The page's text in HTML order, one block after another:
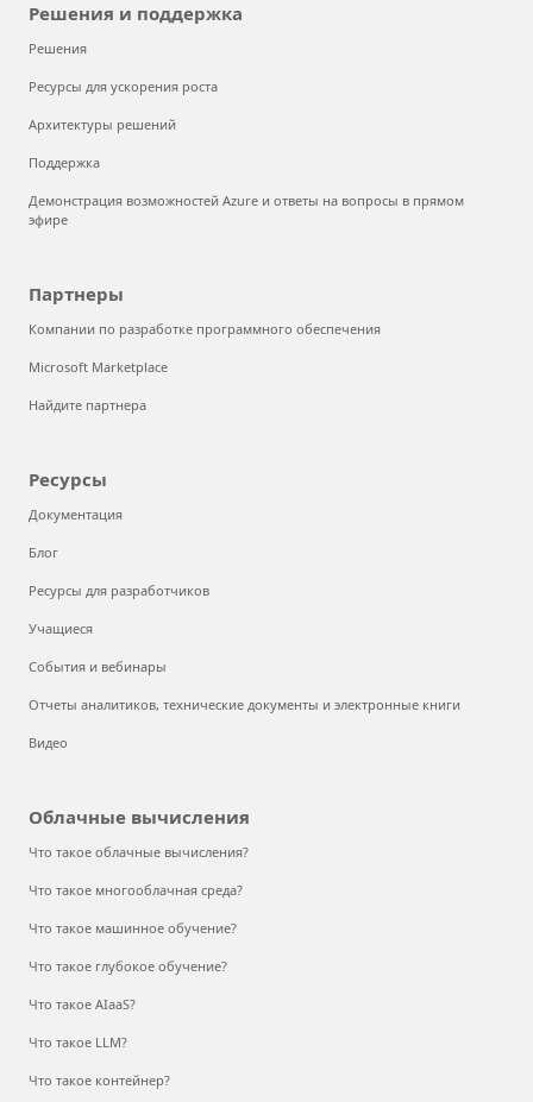
Решения и поддержка
Решения
Ресурсы для ускорения роста
Архитектуры решений
Поддержка
Демонстрация возможностей Azure и ответы на вопросы в прямом
эфире
Партнеры
Компании по разработке программного обеспечения
Microsoft Marketplace
Найдите партнера
Ресурсы
Документация
Блог
Ресурсы для разработчиков
Учащиеся
События и вебинары
Отчеты аналитиков, технические документы и электронные книги
Видео
Облачные вычисления
Что такое облачные вычисления?
Что такое многооблачная среда?
Что такое машинное обучение?
Что такое глубокое обучение?
Что такое AIaaS?
Что такое LLM?
Что такое контейнер?